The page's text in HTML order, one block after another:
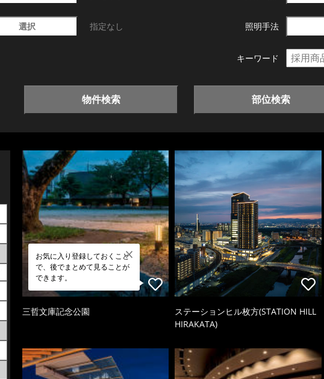
選択 指定なし 照明手法
キーワード
物件検索 部位検索
お気に入り登録しておくこと
で、後でまとめて見ることが
できます。
三哲文庫記念公園
ステーションヒル枚方(STATION HILL
HIRAKATA)